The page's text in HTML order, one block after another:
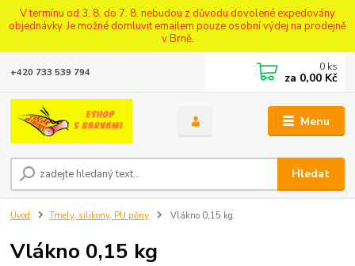
V termínu od 3. 8. do 7. 8. nebudou z důvodu dovolené expedovány
objednávky. Je možné domluvit emailem pouze osobní výdej na prodejně
v Brně.
Menu
Hledat
+420 733 539 794 0 ks
za 0,00 Kč
Úvod Tmely, silikony, PU pěny Vlákno 0,15 kg
Vlákno 0,15 kg